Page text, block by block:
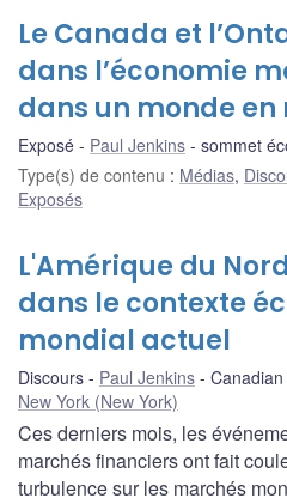
Le Canada et
dans l’économie
dans un monde
Exposé Paul Jenkins
sommet
Type(s) de contenu : Médias,
Exposés
L'Amérique du Nord
dans le contexte
mondial actuel
Discours Paul Jenkins
New York (New York)
Ces derniers mois, les
marchés financiers ont fait
turbulence sur les marchés